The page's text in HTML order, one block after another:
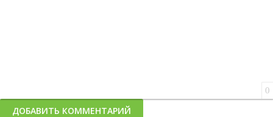
0
ДОБАВИТЬ КОММЕНТАРИЙ